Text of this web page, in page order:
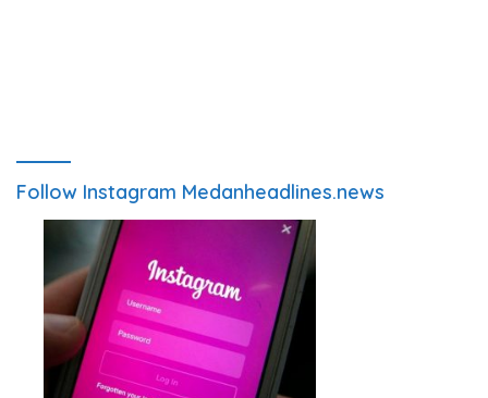
Follow Instagram Medanheadlines.news